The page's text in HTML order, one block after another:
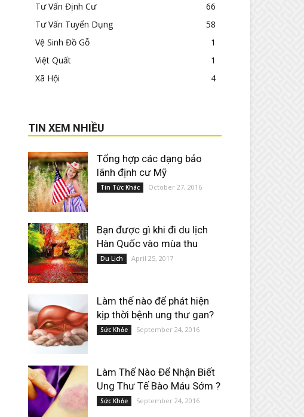
Tư Vấn Định Cư
66
Tư Vấn Tuyển Dụng
58
Vệ Sinh Đồ Gỗ
1
Việt Quất
1
Xã Hội
4
TIN XEM NHIỀU
Tổng hợp các dạng bảo
lãnh định cư Mỹ
Tin Tức Khác October 27, 2016
Bạn được gì khi đi du lịch
Hàn Quốc vào mùa thu
Du Lịch April 25, 2017
Làm thế nào để phát hiện
kịp thời bệnh ung thư gan?
Sức Khỏe September 24, 2016
Làm Thế Nào Để Nhận Biết
Ung Thư Tế Bào Máu Sớm ?
Sức Khỏe September 24, 2016